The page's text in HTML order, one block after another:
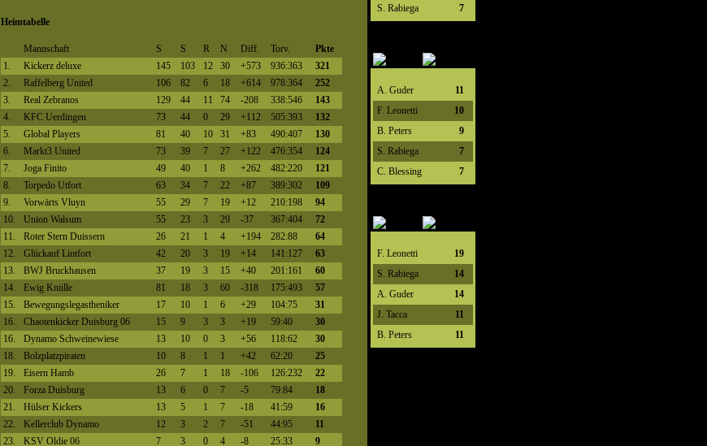
Heimtabelle
Mannschaft S S R N Diff. Torv.
Pkte
1.
Kickerz deluxe 145 103 12 30 +573 936:363
321
2.
Raffelberg United 106 82 6 18 +614 978:364
252
3.
Real Zebranos 129 44 11 74 -208 338:546
143
4.
KFC Uerdingen 73 44 0 29 +112 505:393
132
5.
Global Players 81 40 10 31 +83 490:407
130
6.
Markt3 United 73 39 7 27 +122 476:354
124
7.
Joga Finito 49 40 1 8 +262 482:220
121
8.
Torpedo Utfort 63 34 7 22 +87 389:302
109
9.
Vorwärts Vluyn 55 29 7 19 +12 210:198
94
10.
Union Walsum 55 23 3 29 -37 367:404
72
11.
Roter Stern Duissern 26 21 1 4 +194 282:88
64
12.
Glückauf Lintfort 42 20 3 19 +14 141:127
63
13.
BWJ Bruckhausen 37 19 3 15 +40 201:161
60
14.
Ewig Knülle 81 18 3 60 -318 175:493
57
15.
Bewegungslegastheniker 17 10 1 6 +29 104:75
31
16.
Chaotenkicker Duisburg 06 15 9 3 3 +19 59:40
30
16.
Dynamo Schweinewiese 13 10 0 3 +56 118:62
30
18.
Bolzplatzpiraten 10 8 1 1 +42 62:20
25
19.
Eisern Hamb 26 7 1 18 -106 126:232
22
20.
Forza Duisburg 13 6 0 7 -5 79:84
18
21.
Hülser Kickers 13 5 1 7 -18 41:59
16
22.
Kellerclub Dynamo 12 3 2 7 -51 44:95
11
23.
KSV Oldie 06 7 3 0 4 -8 25:33
9
S. Rabiega
7
A. Guder
11
F. Leonetti
10
B. Peters
9
S. Rabiega
7
C. Blessing
7
F. Leonetti
19
S. Rabiega
14
A. Guder
14
J. Tacca
11
B. Peters
11